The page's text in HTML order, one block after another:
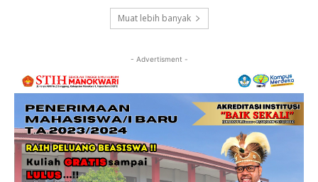
Muat lebih banyak
- Advertisment -